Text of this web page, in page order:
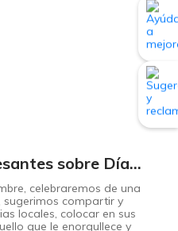
Datos interesantes sobre Día del Orgullo ecuatoriano
celebraremos de una
sugerimos compartir y
locales, colocar en sus
que le enorgullece y